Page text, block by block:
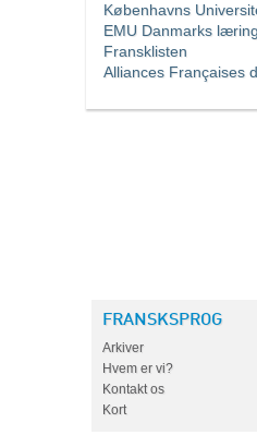
Københavns
EMU Danmarks
Fransklisten
Alliances Françaises
FRANSKSPROG
Arkiver
Hvem er vi?
Kontakt os
Kort